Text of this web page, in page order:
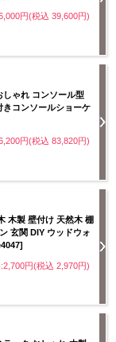
円(税込 39,600円)
しゃれ コンソール型
きコンソールショーケ
円(税込 83,820円)
木製 壁付け 天然木 棚
玄関 DIY ウッドウォ
円(税込 2,970円)